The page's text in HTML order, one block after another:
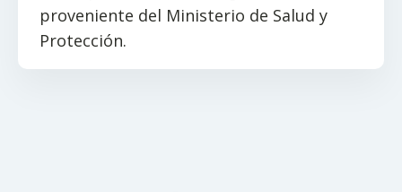
proveniente del Ministerio de Salud y
Protección.